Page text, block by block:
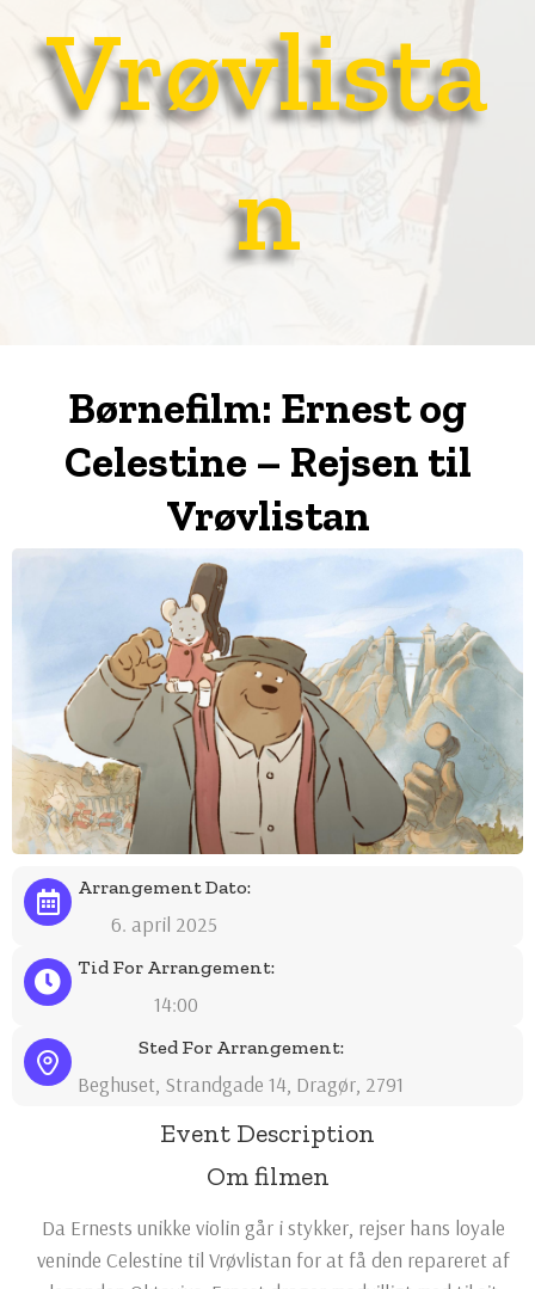
Vrøvlista
n
Børnefilm: Ernest og
Celestine – Rejsen til
Vrøvlistan
Arrangement Dato:
6. april 2025
Tid For Arrangement:
14:00
Sted For Arrangement:
Beghuset, Strandgade 14, Dragør, 2791
Event Description
Om filmen
Da Ernests unikke violin går i stykker, rejser hans loyale
veninde Celestine til Vrøvlistan for at få den repareret af